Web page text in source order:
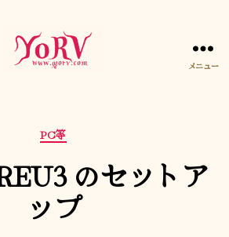
メニュー
カ
テ
ゴ
リ
ー
PC等
のセットア
ップ